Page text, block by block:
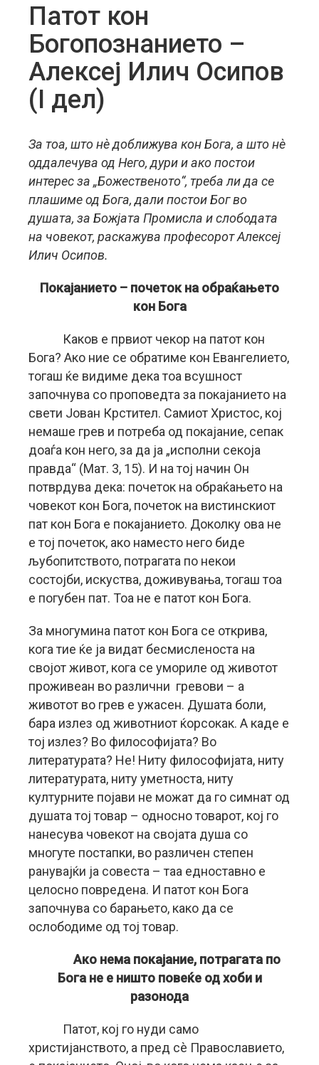
Патот кон
Богопознанието –
Алексеј Илич Осипов
(I дел)
За тоа, што нè доближува кон Бога, а што нè
оддалечува од Него, дури и ако постои
интерес за „Божественото“, треба ли да се
плашиме од Бога, дали постои Бог во
душата, за Божјата Промисла и слободата
на човекот, раскажува професорот Алексеј
Илич Осипов.
Покајанието – почеток на обраќањето
кон Бога
Каков е првиот чекор на патот кон
Бога? Ако ние се обратиме кон Евангелието,
тогаш ќе видиме дека тоа всушност
започнува со проповедта за покајанието на
свети Јован Крстител. Самиот Христос, кој
немаше грев и потреба од покајание, сепак
доаѓа кон него, за да ја „исполни секоја
правда“ (Мат. 3, 15). И на тој начин Он
потврдува дека: почеток на обраќањето на
човекот кон Бога, почеток на вистинскиот
пат кон Бога е покајанието. Доколку ова не
е тој почеток, ако наместо него биде
љубопитството, потрагата по некои
состојби, искуства, доживувања, тогаш тоа
е погубен пат. Тоа не е патот кон Бога.
За многумина патот кон Бога се открива,
кога тие ќе ја видат бесмисленоста на
својот живот, кога се умориле од животот
проживеан во различни гревови – а
животот во грев е ужасен. Душата боли,
бара излез од животниот ќорсокак. А каде е
тој излез? Во философијата? Во
литературата? Не! Ниту философијата, ниту
литературата, ниту уметноста, ниту
културните појави не можат да го симнат од
душата тој товар – односно товарот, кој го
нанесува човекот на својата душа со
многуте постапки, во различен степен
ранувајќи ја совеста – таа едноставно е
целосно повредена. И патот кон Бога
започнува со барањето, како да се
ослободиме од тој товар.
Ако нема покајание, потрагата по
Бога не е ништо повеќе од хоби и
разонода
Патот, кој го нуди само
христијанството, а пред сè Православието,